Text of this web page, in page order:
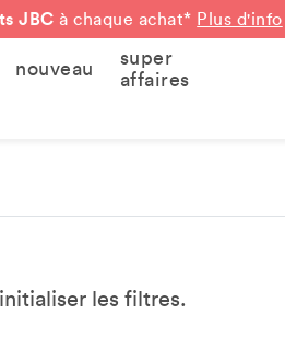
JBC à chaque achat* Plus d'info
nouveau
super
affaires
les filtres.